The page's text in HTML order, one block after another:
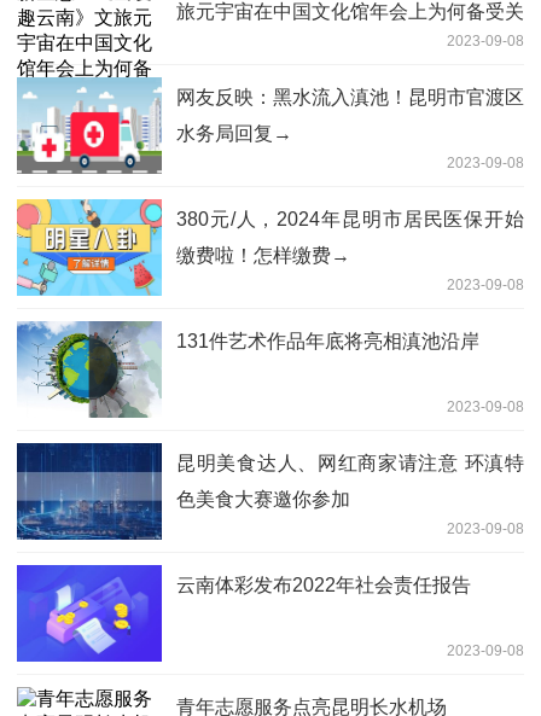
旅元宇宙在中国文化馆年会上为何备受关
2023-09-08
网友反映：黑水流入滇池！昆明市官渡区
水务局回复→
2023-09-08
380元/人，2024年昆明市居民医保开始
缴费啦！怎样缴费→
2023-09-08
131件艺术作品年底将亮相滇池沿岸
2023-09-08
昆明美食达人、网红商家请注意 环滇特
色美食大赛邀你参加
2023-09-08
云南体彩发布2022年社会责任报告
2023-09-08
青年志愿服务点亮昆明长水机场